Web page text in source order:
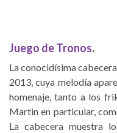
Juego de Tronos.
La conocidísima
2013, cuya melodía
homenaje, tanto a los
Martin en particular,
La cabecera muestra